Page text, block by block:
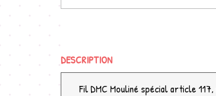
DESCRIPTION
Fil DMC Mouliné spécial article